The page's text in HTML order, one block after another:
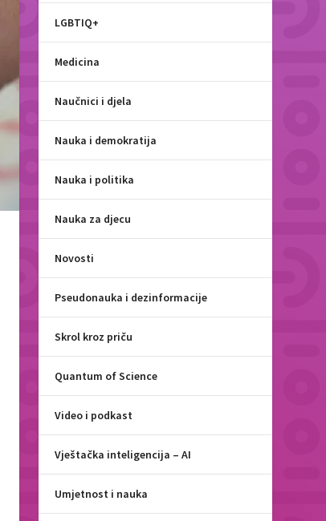
LGBTIQ+
Medicina
Naučnici i djela
Nauka i demokratija
Nauka i politika
Nauka za djecu
Novosti
Pseudonauka i dezinformacije
Skrol kroz priču
Quantum of Science
Video i podkast
Vještačka inteligencija – AI
Umjetnost i nauka